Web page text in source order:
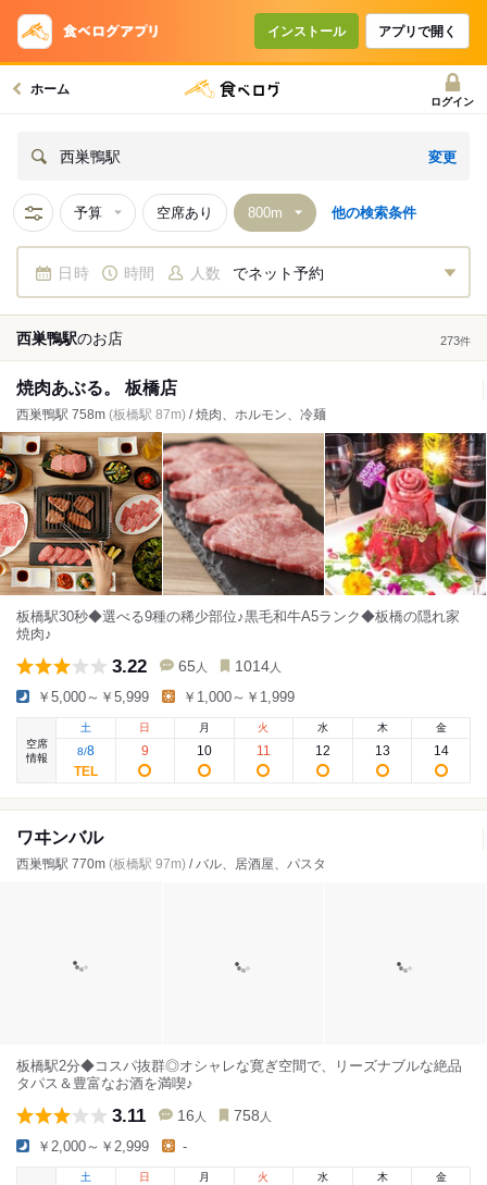
インストール アプリで開く
ホーム
ログイン
西巣鴨駅 変更
予算 空席あり 他の検索条件
日時 時間 人数 でネット予約
西巣鴨駅のお店 273件
焼肉あぶる。 板橋店
西巣鴨駅 758m (板橋駅 87m) / 焼肉、ホルモン、冷麺
板橋駅30秒◆選べる9種の稀少部位♪黒毛和牛A5ランク◆板橋の隠れ家
焼肉♪
3.22 65 人 1014 人
￥5,000～￥5,999 ￥1,000～￥1,999
空席
情報
土
8/8
日
9
月
10
火
11
水
12
木
13
金
14
ワヰンバル
西巣鴨駅 770m (板橋駅 97m) / バル、居酒屋、パスタ
板橋駅2分◆コスパ抜群◎オシャレな寛ぎ空間で、リーズナブルな絶品
タパス＆豊富なお酒を満喫♪
3.11 16 人 758 人
￥2,000～￥2,999 -
土
日 月 火 水 木 金